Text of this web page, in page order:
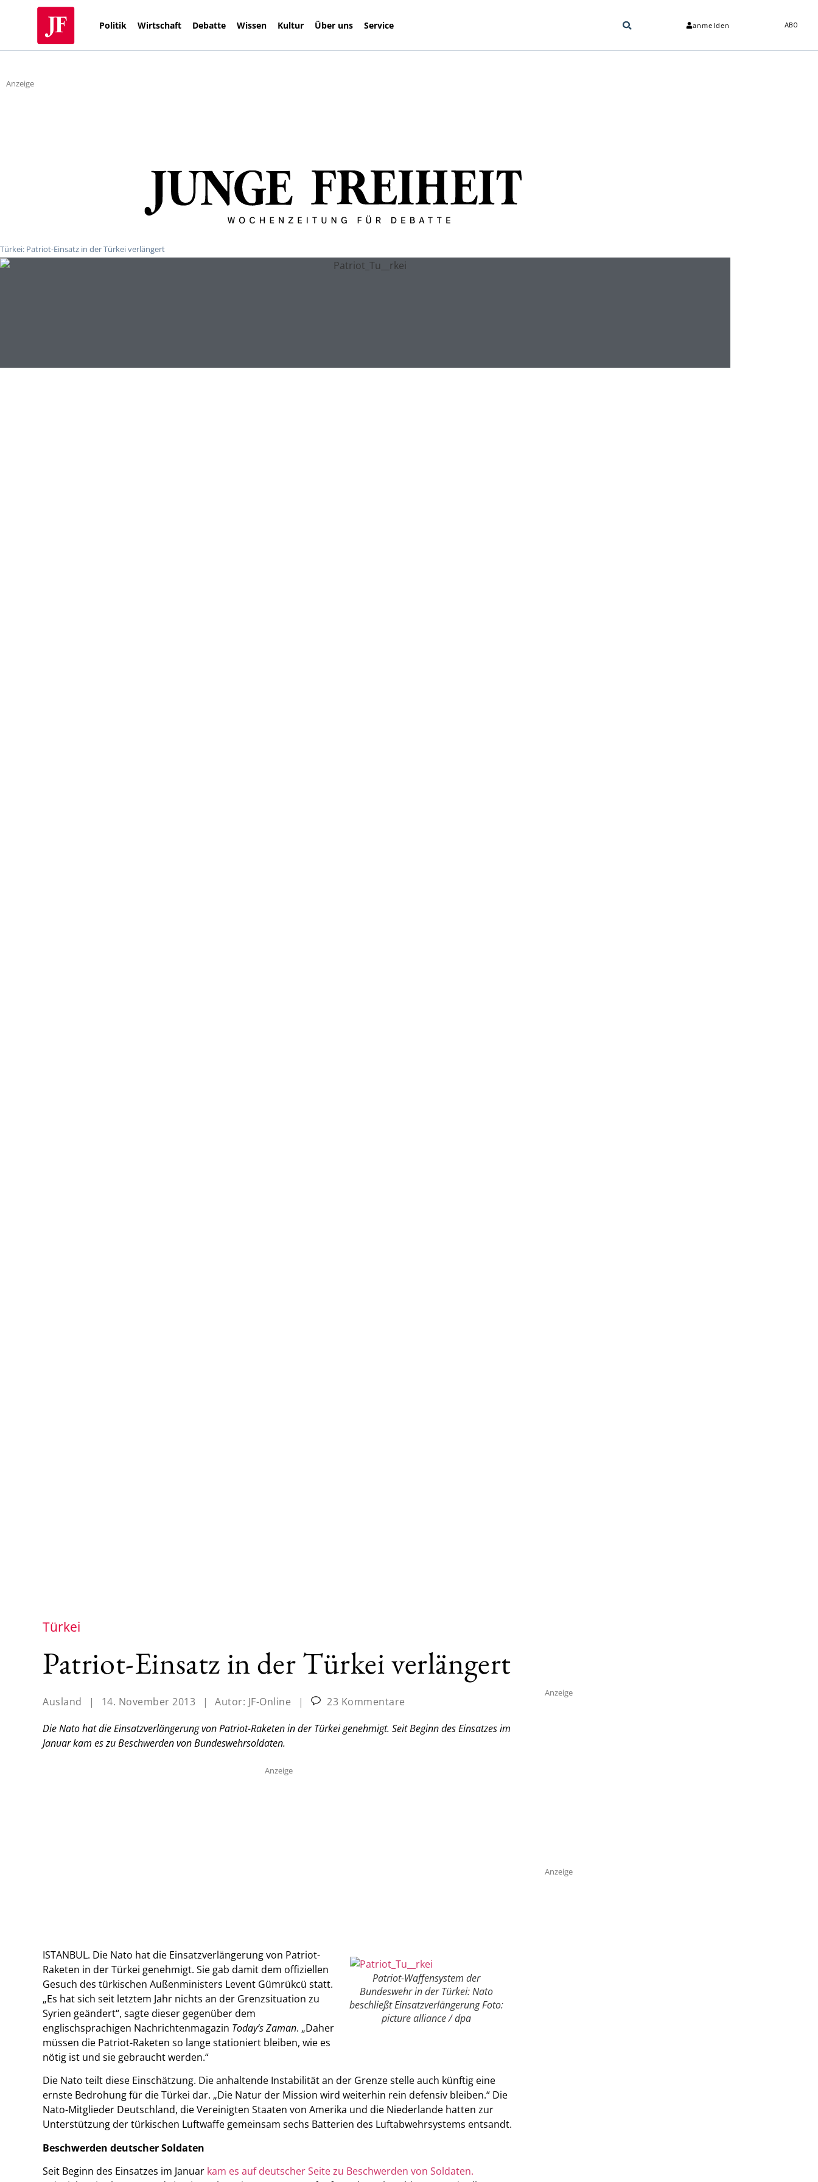
Politik Wirtschaft Debatte Wissen Kultur Über uns Service anmelden ABO
Anzeige
Türkei: Patriot-Einsatz in der Türkei verlängert
Türkei
Patriot-Einsatz in der Türkei verlängert
Ausland | 14. November 2013 | Autor: JF-Online |
23 Kommentare
Die Nato hat die Einsatzverlängerung von Patriot-Raketen in der Türkei genehmigt. Seit Beginn des Einsatzes im
Januar kam es zu Beschwerden von Bundeswehrsoldaten.
Anzeige
Patriot-Waffensystem der
Bundeswehr in der Türkei: Nato
beschließt Einsatzverlängerung Foto:
picture alliance / dpa
ISTANBUL. Die Nato hat die Einsatzverlängerung von Patriot-
Raketen in der Türkei genehmigt. Sie gab damit dem offiziellen
Gesuch des türkischen Außenministers Levent Gümrükcü statt.
„Es hat sich seit letztem Jahr nichts an der Grenzsituation zu
Syrien geändert“, sagte dieser gegenüber dem
englischsprachigen Nachrichtenmagazin Today’s Zaman. „Daher
müssen die Patriot-Raketen so lange stationiert bleiben, wie es
nötig ist und sie gebraucht werden.“
Die Nato teilt diese Einschätzung. Die anhaltende Instabilität an der Grenze stelle auch künftig eine
ernste Bedrohung für die Türkei dar. „Die Natur der Mission wird weiterhin rein defensiv bleiben.“ Die
Nato-Mitglieder Deutschland, die Vereinigten Staaten von Amerika und die Niederlande hatten zur
Unterstützung der türkischen Luftwaffe gemeinsam sechs Batterien des Luftabwehrsystems entsandt.
Beschwerden deutscher Soldaten
Seit Beginn des Einsatzes im Januar kam es auf deutscher Seite zu Beschwerden von Soldaten.
Anzeige
Anzeige